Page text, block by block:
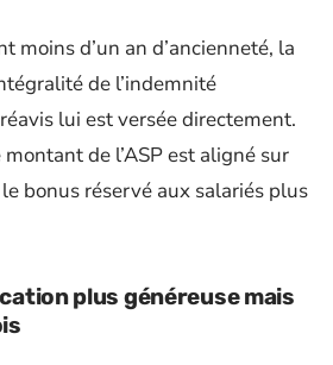
moins d’un an d’ancienneté, la
de l’indemnité
lui est versée directement.
de l’ASP est aligné sur
le bonus réservé aux salariés plus
plus généreuse mais